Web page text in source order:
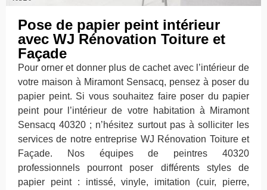
Pose de papier peint intérieur
avec WJ Rénovation Toiture et
Façade
Pour orner et donner plus de cachet avec l’intérieur de
votre maison à Miramont Sensacq, pensez à poser du
papier peint. Si vous souhaitez faire poser du papier
peint pour l’intérieur de votre habitation à Miramont
Sensacq 40320 ; n’hésitez surtout pas à solliciter les
services de notre entreprise WJ Rénovation Toiture et
Façade. Nos équipes de peintres 40320
professionnels pourront poser différents styles de
papier peint : intissé, vinyle, imitation (cuir, pierre,